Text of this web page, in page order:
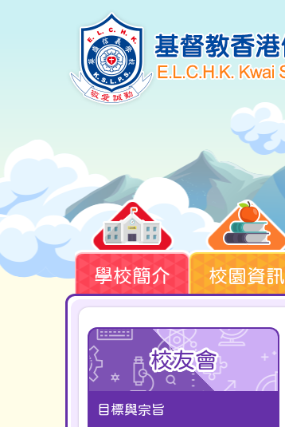
學校簡介 校園資訊
校友會
目標與宗旨